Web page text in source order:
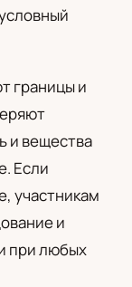
границы и
и вещества
Если
участникам
и
при любых